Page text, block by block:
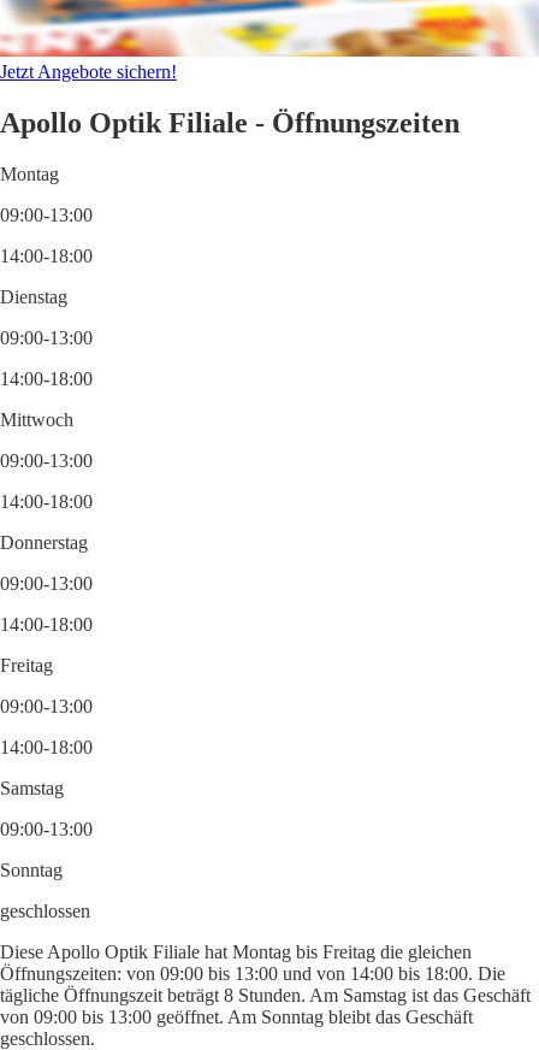
Jetzt Angebote sichern!
Apollo Optik Filiale - Öffnungszeiten
Montag
09:00-13:00
14:00-18:00
Dienstag
09:00-13:00
14:00-18:00
Mittwoch
09:00-13:00
14:00-18:00
Donnerstag
09:00-13:00
14:00-18:00
Freitag
09:00-13:00
14:00-18:00
Samstag
09:00-13:00
Sonntag
geschlossen
Diese Apollo Optik Filiale hat Montag bis Freitag die gleichen
Öffnungszeiten: von 09:00 bis 13:00 und von 14:00 bis 18:00. Die
tägliche Öffnungszeit beträgt 8 Stunden. Am Samstag ist das Geschäft
von 09:00 bis 13:00 geöffnet. Am Sonntag bleibt das Geschäft
geschlossen.